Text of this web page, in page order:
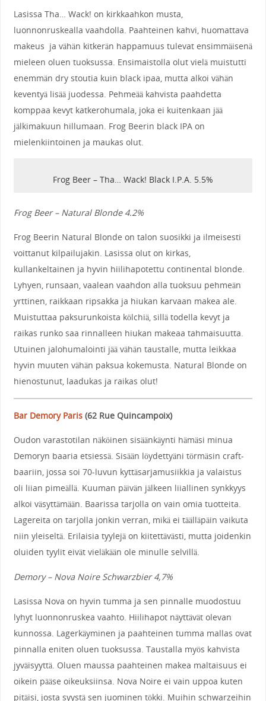
Lasissa Tha… Wack! on kirkkaahkon musta,
luonnonruskealla vaahdolla. Paahteinen kahvi, huomattava
makeus ja vähän kitkerän happamuus tulevat ensimmäisenä
mieleen oluen tuoksussa. Ensimaistolla olut vielä muistutti
enemmän dry stoutia kuin black ipaa, mutta alkoi vähän
keventyä lisää juodessa. Pehmeää kahvista paahdetta
komppaa kevyt katkerohumala, joka ei kuitenkaan jää
jälkimakuun hillumaan. Frog Beerin black IPA on
mielenkiintoinen ja maukas olut.
Frog Beer – Tha… Wack! Black I.P.A. 5.5%
Frog Beer – Natural Blonde 4.2%
Frog Beerin Natural Blonde on talon suosikki ja ilmeisesti
voittanut kilpailujakin. Lasissa olut on kirkas,
kullankeltainen ja hyvin hiilihapotettu continental blonde.
Lyhyen, runsaan, vaalean vaahdon alla tuoksuu pehmeän
yrttinen, raikkaan ripsakka ja hiukan karvaan makea ale.
Muistuttaa paksurunkoista kölchiä, sillä todella kevyt ja
raikas runko saa rinnalleen hiukan makeaa tahmaisuutta.
Utuinen jalohumalointi jää vähän taustalle, mutta leikkaa
hyvin muuten vähän paksua kokemusta. Natural Blonde on
hienostunut, laadukas ja raikas olut!
Bar Demory Paris(62 Rue Quincampoix)
Oudon varastotilan näköinen sisäänkäynti hämäsi minua
Demoryn baaria etsiessä. Sisään löydettyäni törmäsin craft-
baariin, jossa soi 70-luvun kyttäsarjamusiikkia ja valaistus
oli liian pimeällä. Kuuman päivän jälkeen liiallinen synkkyys
alkoi väsyttämään. Baarissa tarjolla on vain omia tuotteita.
Lagereita on tarjolla jonkin verran, mikä ei täälläpäin vaikuta
niin yleiseltä. Erilaisia tyylejä on kiitettävästi, mutta joidenkin
oluiden tyylit eivät vieläkään ole minulle selvillä.
Demory – Nova Noire Schwarzbier 4,7%
Lasissa Nova on hyvin tumma ja sen pinnalle muodostuu
lyhyt luonnonruskea vaahto. Hiilihapot näyttävät olevan
kunnossa. Lagerkäyminen ja paahteinen tumma mallas ovat
pinnalla eniten oluen tuoksussa. Taustalla myös kahvista
jyväisyyttä. Oluen maussa paahteinen makea maltaisuus ei
oikein pääse oikeuksiinsa. Nova Noire ei vain uppoa kuten
pitäisi, josta syystä sen juominen tökki. Muihin schwarzeihin